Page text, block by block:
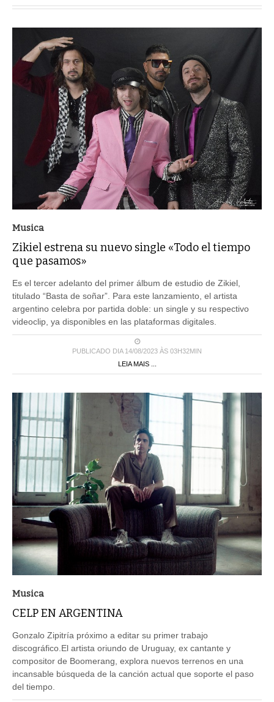
Musica
Zikiel estrena su nuevo single «Todo el tiempo
que pasamos»
Es el tercer adelanto del primer álbum de estudio de Zikiel,
titulado “Basta de soñar”. Para este lanzamiento, el artista
argentino celebra por partida doble: un single y su respectivo
videoclip, ya disponibles en las plataformas digitales.
PUBLICADO DIA 14/08/2023 ÀS 03H32MIN
LEIA MAIS ...
Musica
CELP EN ARGENTINA
Gonzalo Zipitría próximo a editar su primer trabajo
discográfico.El artista oriundo de Uruguay, ex cantante y
compositor de Boomerang, explora nuevos terrenos en una
incansable búsqueda de la canción actual que soporte el paso
del tiempo.